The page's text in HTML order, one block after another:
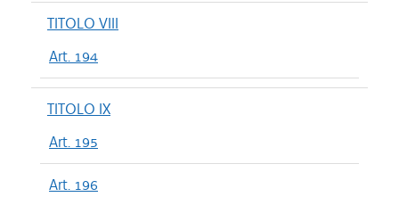
TITOLO VIII
Art. 194
TITOLO IX
Art. 195
Art. 196